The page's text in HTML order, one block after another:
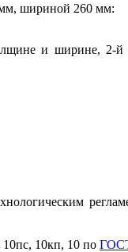
шириной 260 мм:
инеи ширине, 2-й
10пс, 10кп, 10 по